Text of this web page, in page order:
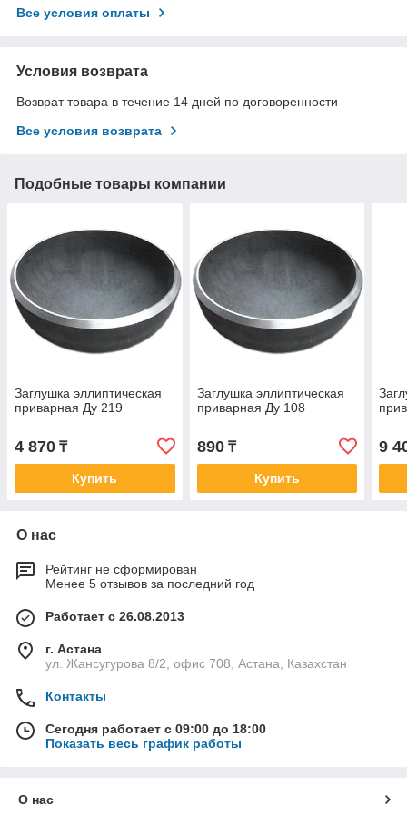
Все условия оплаты
Условия возврата
Возврат товара в течение 14 дней по договоренности
Все условия возврата
Подобные товары компании
Заглушка эллиптическая
приварная Ду 219
4 870 ₸
Купить
Заглушка эллиптическая
приварная Ду 108
890₸
Купить
9
О нас
Рейтинг не сформирован
Менее 5 отзывов за последний год
Работает с 26.08.2013
г. Астана
ул. Жансугурова 8/2, офис 708, Астана, Казахстан
Контакты
Сегодня работает с 09:00 до 18:00
Показать весь график работы
О нас